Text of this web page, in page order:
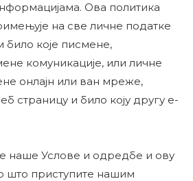
Ова политика
на све личне податке
које писмене,
комуникације, или личне
онлајн или ван мреже,
страницу и било коју другу е-
наше Услове и одредбе и ову
што приступите нашим